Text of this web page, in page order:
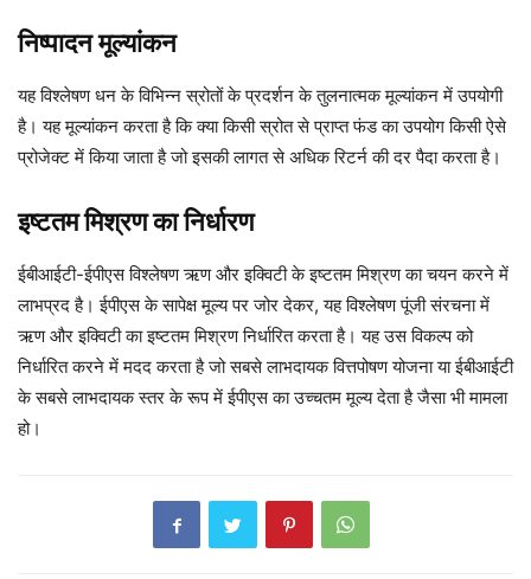
निष्पादन मूल्यांकन
यह विश्लेषण धन के विभिन्न स्रोतों के प्रदर्शन के तुलनात्मक मूल्यांकन में उपयोगी
है। यह मूल्यांकन करता है कि क्या किसी स्रोत से प्राप्त फंड का उपयोग किसी ऐसे
प्रोजेक्ट में किया जाता है जो इसकी लागत से अधिक रिटर्न की दर पैदा करता है।
इष्टतम मिश्रण का निर्धारण
ईबीआईटी-ईपीएस विश्लेषण ऋण और इक्विटी के इष्टतम मिश्रण का चयन करने में
लाभप्रद है। ईपीएस के सापेक्ष मूल्य पर जोर देकर, यह विश्लेषण पूंजी संरचना में
ऋण और इक्विटी का इष्टतम मिश्रण निर्धारित करता है। यह उस विकल्प को
निर्धारित करने में मदद करता है जो सबसे लाभदायक वित्तपोषण योजना या ईबीआईटी
के सबसे लाभदायक स्तर के रूप में ईपीएस का उच्चतम मूल्य देता है जैसा भी मामला
हो।